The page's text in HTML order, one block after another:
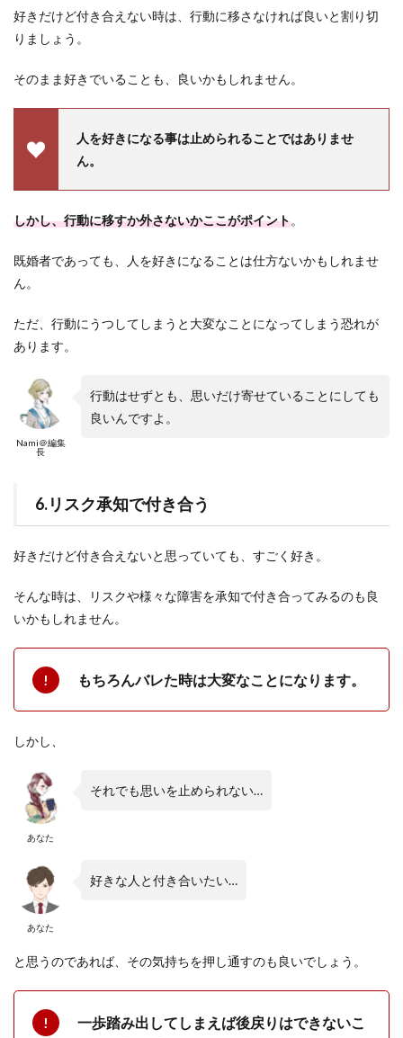
好きだけど付き合えない時は、行動に移さなければ良いと割り切
りましょう。
そのまま好きでいることも、良いかもしれません。
人を好きになる事は止められることではありませ
ん。
しかし、行動に移すか外さないかここがポイント。
既婚者であっても、人を好きになることは仕方ないかもしれませ
ん。
ただ、行動にうつしてしまうと大変なことになってしまう恐れが
あります。
Nami＠編集
長
行動はせずとも、思いだけ寄せていることにしても
良いんですよ。
6.リスク承知で付き合う
好きだけど付き合えないと思っていても、すごく好き。
そんな時は、リスクや様々な障害を承知で付き合ってみるのも良
いかもしれません。
もちろんバレた時は大変なことになります。
しかし、
あなた
それでも思いを止められない…
あなた
好きな人と付き合いたい…
と思うのであれば、その気持ちを押し通すのも良いでしょう。
一歩踏み出してしまえば後戻りはできないこ